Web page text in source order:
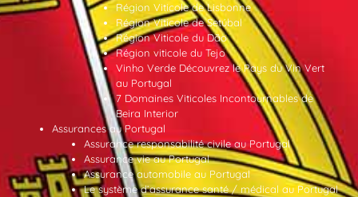
Région Viticole de Lisbonne
Région Viticole de Setúbal
Région Viticole du Dão
Région viticole du Tejo
Vinho Verde Découvrez le Pays du Vin Vert
au Portugal
7 Domaines Viticoles Incontournables de
Beira Interior
Assurances au Portugal
Assurance responsabilité civile au Portugal
Assurance vie au Portugal
Assurance automobile au Portugal
Le système d’assurance santé / médical au Portugal